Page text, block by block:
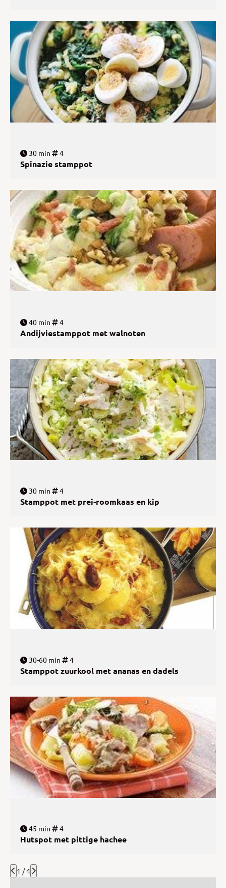
30 min 4
Spinazie stamppot
40 min 4
Andijviestamppot met walnoten
30 min 4
Stamppot met prei-roomkaas en kip
30-60 min 4
Stamppot zuurkool met ananas en dadels
45 min 4
Hutspot met pittige hachee
1 / 4